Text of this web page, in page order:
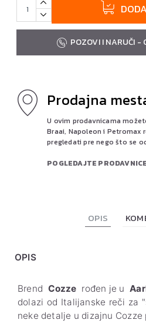
POZOVI I NARUČI
Prodajna
U ovim prodavnicama
Braai, Napoleon i Petromax
pregledati pre nego što se
POGLEDAJTE PRODAVNICE
OPIS
OPIS
Brend Cozze rođen je u
dolazi od Italijanske reči za
neke detalje u dizajnu